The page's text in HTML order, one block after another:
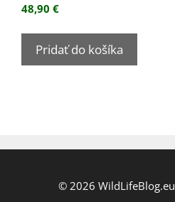
48,90 €
Pridať do košíka
© 2026 WildLifeBlog.eu